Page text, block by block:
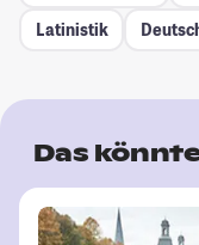
Latinistik
Das